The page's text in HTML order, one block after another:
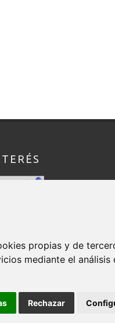
propias y de
mediante el análisis
Rechazar